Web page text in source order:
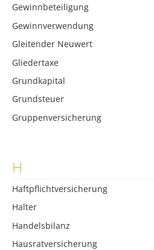
Gewinnbeteiligung
Gewinnverwendung
Gleitender Neuwert
Gliedertaxe
Grundkapital
Grundsteuer
Gruppenversicherung
H
Haftpflichtversicherung
Halter
Handelsbilanz
Hausratversicherung